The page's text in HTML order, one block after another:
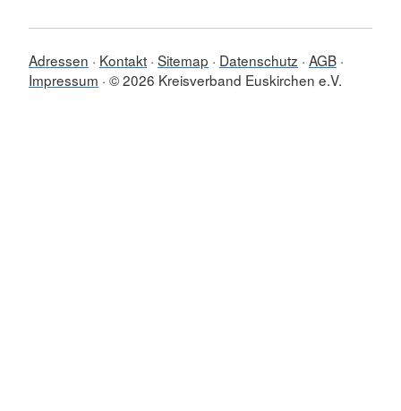
Adressen Kontakt Sitemap Datenschutz AGB
Impressum © 2026 Kreisverband Euskirchen e.V.